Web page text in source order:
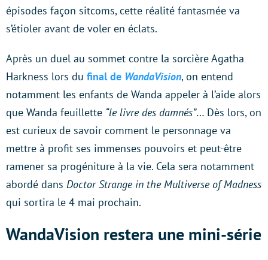
épisodes façon sitcoms, cette réalité fantasmée va
s’étioler avant de voler en éclats.
Après un duel au sommet contre la sorcière Agatha
Harkness lors du final de WandaVision, on entend
notamment les enfants de Wanda appeler à l’aide alors
que Wanda feuillette “le livre des damnés”… Dès lors, on
est curieux de savoir comment le personnage va
mettre à profit ses immenses pouvoirs et peut-être
ramener sa progéniture à la vie. Cela sera notamment
abordé dans Doctor Strange in the Multiverse of Madness
qui sortira le 4 mai prochain.
WandaVision restera une mini-série